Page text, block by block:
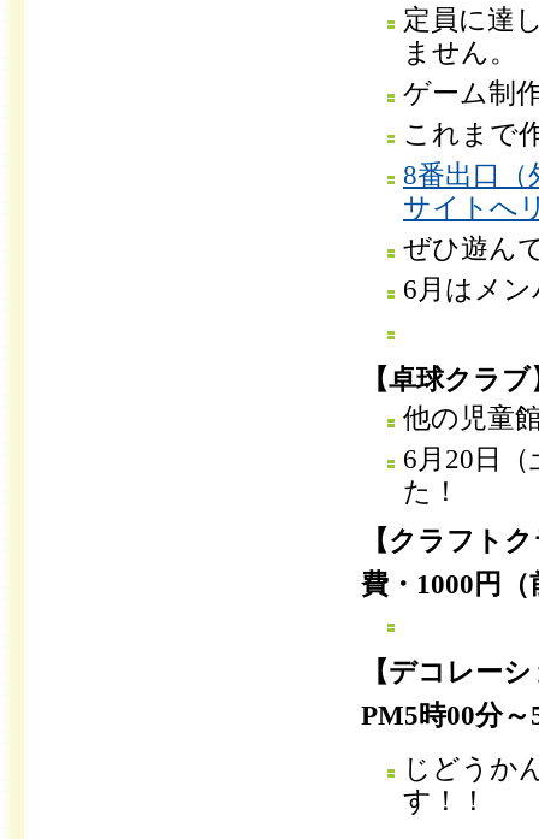
定員に達
ません。
ゲーム制
これまで
8番出口
サイトへ
ぜひ遊ん
6月はメ
【卓球クラブ
他の児童
6月20日
た！
【クラフト
費・1000円（
【デコレー
PM5時00分～
じどうか
す！！